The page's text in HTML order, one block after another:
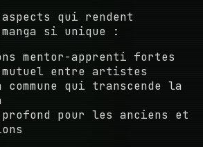
qui rendent
si unique :
mentor-apprenti fortes
mutuel entre artistes
commune qui transcende la
profond pour les anciens et